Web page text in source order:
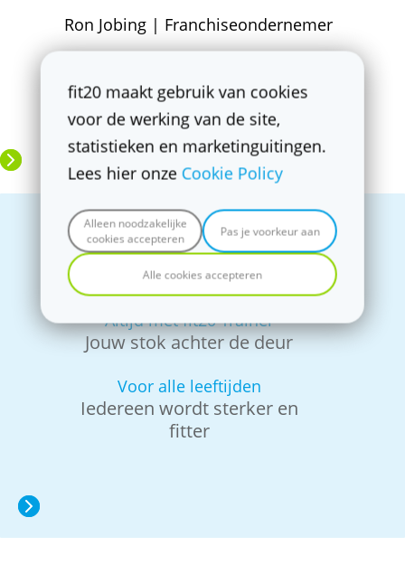
fit20 maakt gebruik van cookies
voor de werking van de site,
statistieken en marketinguitingen.
Lees hier onze Cookie Policy
Alleen noodzakelijke
cookies accepteren
Pas je voorkeur aan
Alle cookies accepteren
Ron Jobing | Franchiseondernemer
Zonder te zweten in koele
studio
Omkleden niet nodig
Altijd met fit20 Trainer
Jouw stok achter de deur
Voor alle leeftijden
Iedereen wordt sterker en
fitter